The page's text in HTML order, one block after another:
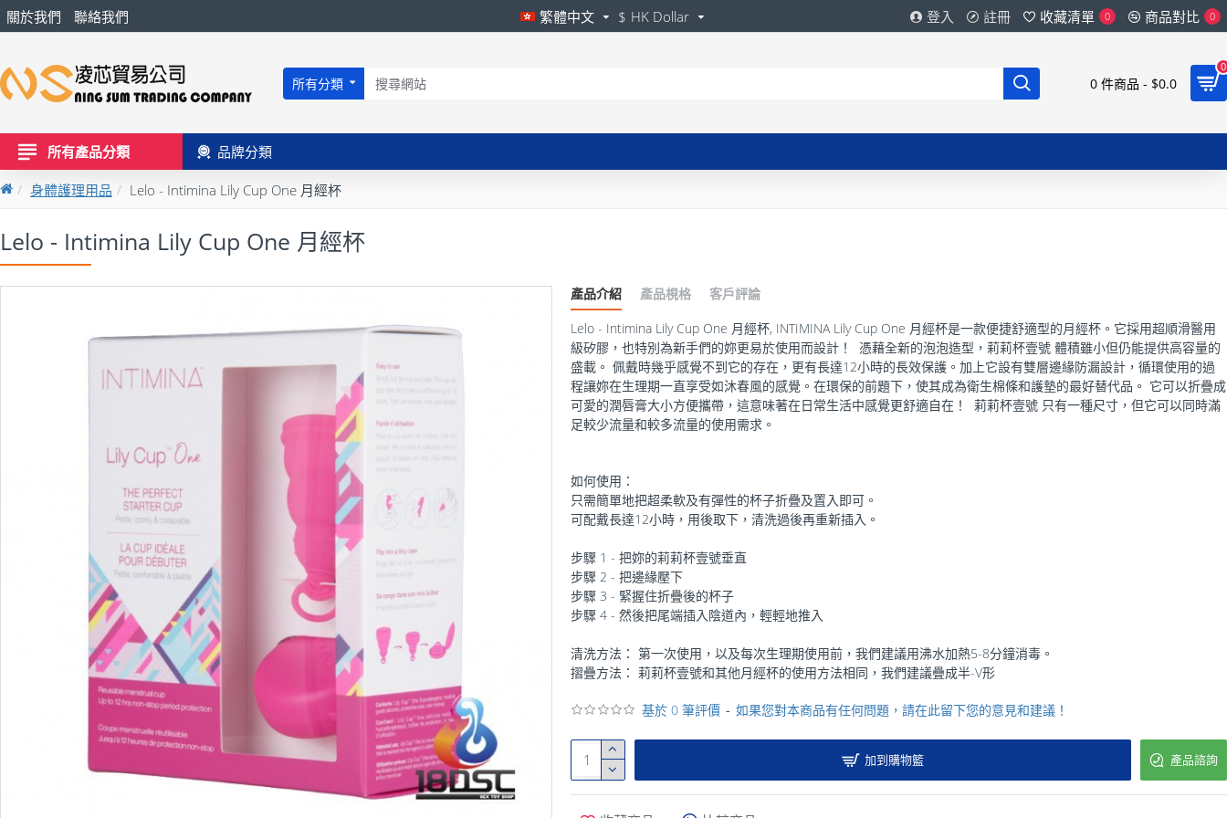
關於我們 聯絡我們 繁體中文 $ HK Dollar 登入 註冊 收藏清單 0 商品對比 0
所有分類 0 件商品 - $0.0
0
所有產品分類 品牌分類
身體護理用品 Lelo - Intimina Lily Cup One 月經杯
Lelo - Intimina Lily Cup One 月經杯
產品介紹 產品梘格
客戶評論
Lelo - Intimina Lily Cup One 月經杯, INTIMINA Lily Cup One 月經杯是一款便捷舒適型的月經杯。它採用超順滑醫用
級矽膠，也特別為新手們的妳更易於使用而設計！ 憑藉全新的泡泡造型，莉莉杯壹號 體積雖小但仍能提供高容量的
盛載。 佩戴時幾乎感覺不到它的存在，更有長達12小時的長效保護。加上它設有雙層邊緣防漏設計，循環使用的過
程讓妳在生理期一直享受如沐春風的感覺。在環保的前題下，使其成為衛生棉條和護墊的最好替代品。 它可以折疊成
可愛的潤唇膏大小方便攜帶，這意味著在日常生活中感覺更舒適自在！ 莉莉杯壹號 只有一種尺寸，但它可以同時滿
足較少流量和較多流量的使用需求。
如何使用：
只需簡單地把超柔軟及有彈性的杯子折疊及置入即可。
可配戴長達12小時，用後取下，清洗過後再重新插入。
步驟 1 - 把妳的莉莉杯壹號垂直
步驟 2 - 把邊緣壓下
步驟 3 - 緊握住折疊後的杯子
步驟 4 - 然後把尾端插入陰道內，輕輕地推入
清洗方法： 第一次使用，以及每次生理期使用前，我們建議用沸水加熱5-8分鐘消毒。
摺疊方法： 莉莉杯壹號和其他月經杯的使用方法相同，我們建議疊成半-V形
基於 0 筆評價 - 如果您對本商品有任何問題，請在此留下您的意見和建議！
加到購物籃 產品諮詢